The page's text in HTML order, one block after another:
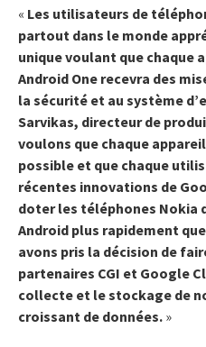
« Les utilisateurs de
partout dans le monde
unique voulant que chaque
Android One recevra des
la sécurité et au système
Sarvikas, directeur de
voulons que chaque
possible et que chaque
récentes innovations de
doter les téléphones Nokia
Android plus rapidement
avons pris la décision de
partenaires CGI et Google
collecte et le stockage de
croissant de données. »